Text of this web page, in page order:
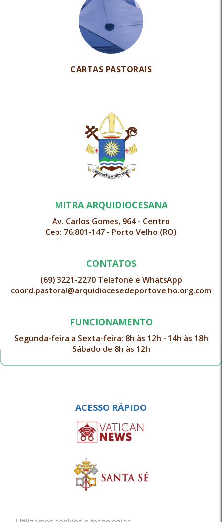
CARTAS PASTORAIS
MITRA ARQUIDIOCESANA
Av. Carlos Gomes, 964 - Centro
Cep: 76.801-147 - Porto Velho (RO)
CONTATOS
(69) 3221-2270 Telefone e WhatsApp
coord.pastoral@arquidiocesedeportovelho.org.com
FUNCIONAMENTO
Segunda-feira a Sexta-feira: 8h às 12h - 14h às 18h
Sábado de 8h às 12h
ACESSO RÁPIDO